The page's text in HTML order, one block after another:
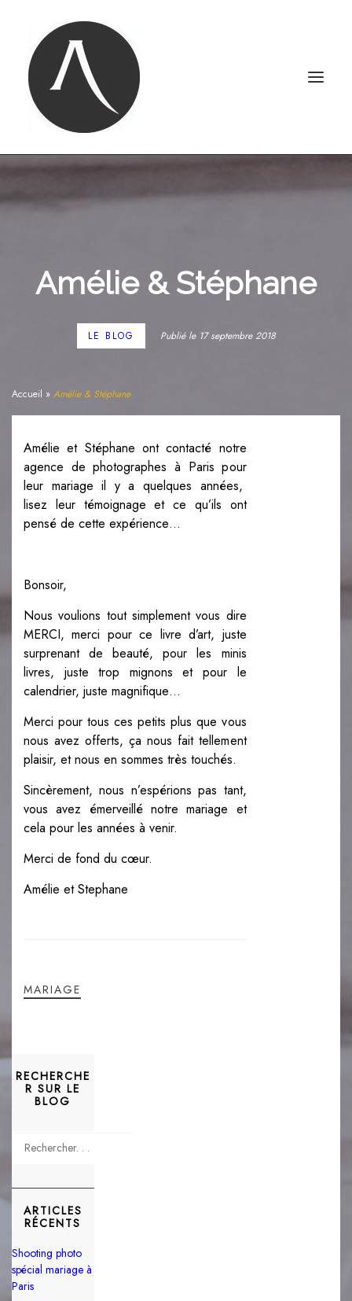
PORTRAITS
Amélie & Stéphane
LE BLOG Publié le 17 septembre 2018
Accueil » Amélie & Stéphane
Amélie et Stéphane ont contacté notre
agence de photographes à Paris pour
leur mariage il y a quelques années,
lisez leur témoignage et ce qu’ils ont
pensé de cette expérience…
Bonsoir,
Nous voulions tout simplement vous dire
MERCI, merci pour ce livre d’art, juste
surprenant de beauté, pour les minis
livres, juste trop mignons et pour le
calendrier, juste magnifique…
Merci pour tous ces petits plus que vous
nous avez offerts, ça nous fait tellement
plaisir, et nous en sommes très touchés.
Sincèrement, nous n’espérions pas tant,
vous avez émerveillé notre mariage et
cela pour les années à venir.
Merci de fond du cœur.
Amélie et Stephane
MARIAGE
RECHERCHE
R SUR LE
BLOG
ARTICLES
RÉCENTS
Shooting photo
spécial mariage à
Paris